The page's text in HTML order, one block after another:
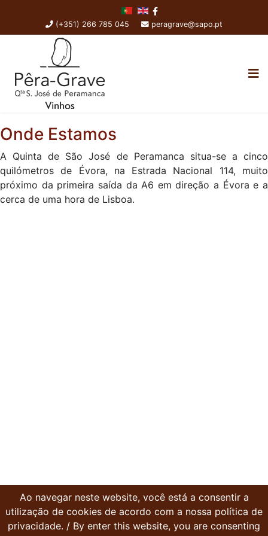
(+351) 266 785 045 peragrave@sapo.pt
Onde Estamos
A Quinta de São José de Peramanca situa-se a cinco
quilómetros de Évora, na Estrada Nacional 114, muito
próximo da primeira saída da A6 em direção a Évora e a
cerca de uma hora de Lisboa.
Ao navegar neste website, você está a consentir a
utilização de cookies de acordo com a nossa política de
privacidade. / By enter this website, you are consenting